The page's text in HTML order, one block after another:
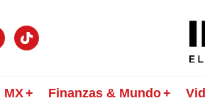
MX Finanzas & Mundo